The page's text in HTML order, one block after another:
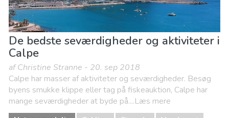
De bedste seværdigheder og aktiviteter i
Calpe
af Christine Stranne - 20. sep 2018
Calpe har masser af aktiviteter og seværdigheder. Besøg
byens smukke klippe eller tag på fiskeauktion, Calpe har
mange seværdigheder at byde på....Læs mere